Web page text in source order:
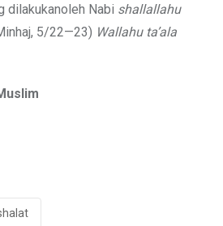
dilakukanoleh Nabi shallallahu
5/22—23) Wallahu ta’ala